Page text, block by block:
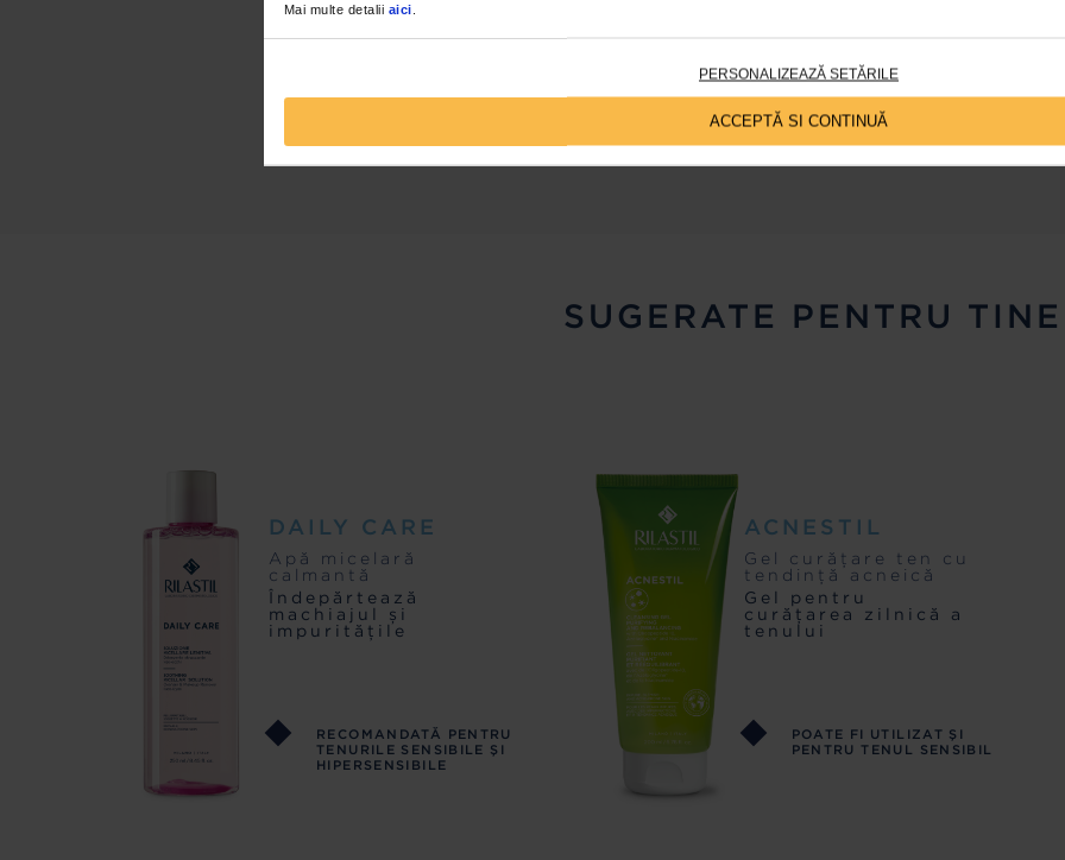
Mai multe detalii aici
PERSONALIZEAZĂ SETĂRILE
ACCEPTĂ SI CONTINUĂ
TESTAT PENTRU
NICHEL, COBALT, CROM,
PALADIU ȘI MERCUR
SUGERATE PENTRU TINE
DAILY CARE
Apă micelară
calmantă
Îndepărtează
machiajul și
impuritățile
RECOMANDATĂ PENTRU
TENURILE SENSIBILE ŞI
HIPERSENSIBILE
ACNESTIL
Gel curățare ten cu
tendință acneică
Gel pentru
curăţarea zilnică a
tenului
POATE FI UTILIZAT ŞI
PENTRU TENUL SENSIBIL